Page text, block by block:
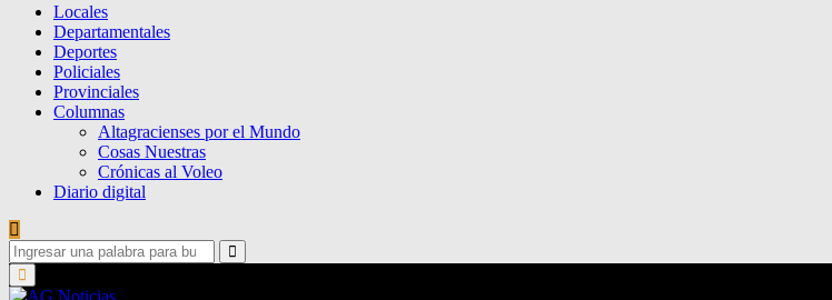
Locales
Departamentales
Deportes
Policiales
Provinciales
Columnas
Altagracienses por el Mundo
Cosas Nuestras
Crónicas al Voleo
Diario digital
Search
for:
Search
Primary
Menu